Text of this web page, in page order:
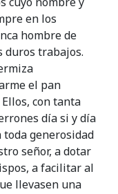
en los
hombre de
duros trabajos.
el pan
con tanta
día si y día
generosidad
señor, a dotar
a facilitar al
llevasen una